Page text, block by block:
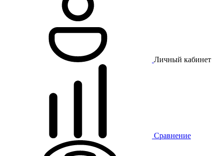
Личный кабинет
Сравнение